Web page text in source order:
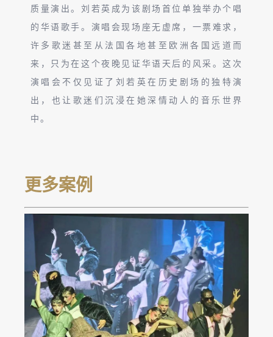
质量演出。刘若英成为该剧场首位单独举办个唱
的华语歌手。演唱会现场座无虚席，一票难求，
许多歌迷甚至从法国各地甚至欧洲各国远道而
来，只为在这个夜晚见证华语天后的风采。这次
演唱会不仅见证了刘若英在历史剧场的独特演
出，也让歌迷们沉浸在她深情动人的音乐世界
中。
更多案例
JAREL ZHANG米兰时装